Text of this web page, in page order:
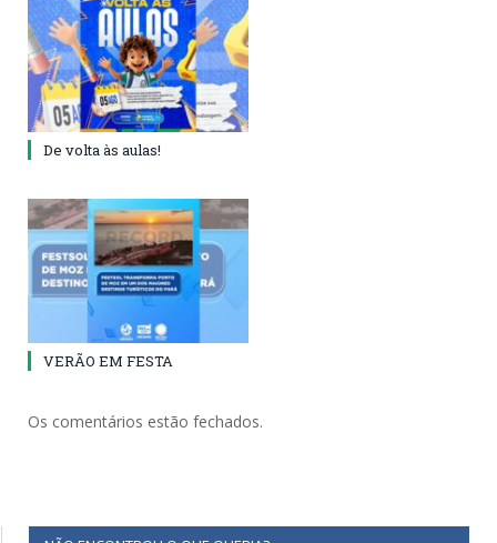
De volta às aulas!
VERÃO EM FESTA
Os comentários estão fechados.